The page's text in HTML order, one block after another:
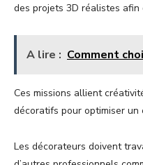
des projets 3D réalistes afin
A lire : Comment
Ces missions allient
décoratifs pour optimiser un
Les décorateurs doivent